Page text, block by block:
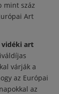
mint száz
Art
vidéki art
várják a
az Európai
az